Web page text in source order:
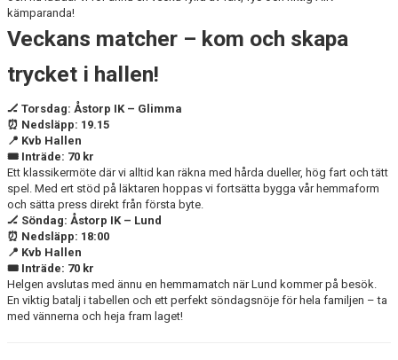
kämparanda!
Veckans matcher – kom och skapa
trycket i hallen!
🏒 Torsdag: Åstorp IK – Glimma
⏰ Nedsläpp: 19.15
📍 Kvb Hallen
🎟️ Inträde: 70 kr
Ett klassikermöte där vi alltid kan räkna med hårda dueller, hög fart och tätt
spel. Med ert stöd på läktaren hoppas vi fortsätta bygga vår hemmaform
och sätta press direkt från första byte.
🏒 Söndag: Åstorp IK – Lund
⏰ Nedsläpp: 18:00
📍 Kvb Hallen
🎟️ Inträde: 70 kr
Helgen avslutas med ännu en hemmamatch när Lund kommer på besök.
En viktig batalj i tabellen och ett perfekt söndagsnöje för hela familjen – ta
med vännerna och heja fram laget!